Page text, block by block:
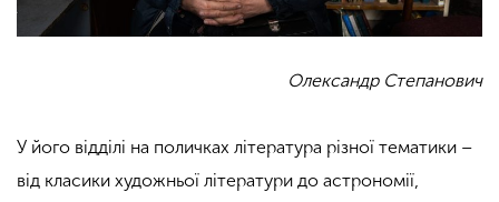
Олександр Степанович
У його відділі на поличках література різної тематики –
від класики художньої літератури до астрономії,